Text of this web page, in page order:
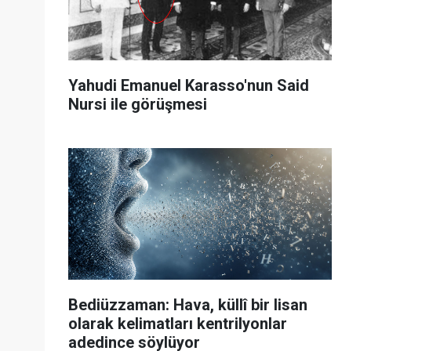
Yahudi Emanuel Karasso'nun Said
Nursi ile görüşmesi
Bediüzzaman: Hava, küllî bir lisan
olarak kelimatları kentrilyonlar
adedince söylüyor